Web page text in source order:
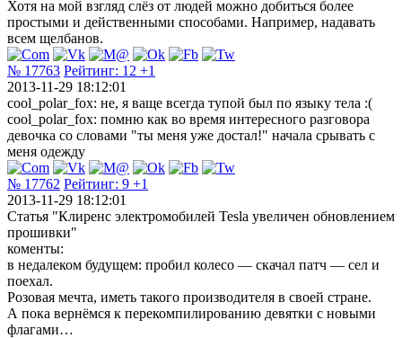
Хотя на мой взгляд слёз от людей можно добиться более
простыми и действенными способами. Например, надавать
всем щелбанов.
№ 17763 Рейтинг: 12 +1
2013-11-29 18:12:01
cool_polar_fox: не, я ваще всегда тупой был по языку тела :(
cool_polar_fox: помню как во время интересного разговора
девочка со словами "ты меня уже достал!" начала срывать с
меня одежду
№ 17762 Рейтинг: 9 +1
2013-11-29 18:12:01
Статья "Клиренс электромобилей Tesla увеличен обновлением
прошивки"
коменты:
в недалеком будущем: пробил колесо — скачал патч — сел и
поехал.
Розовая мечта, иметь такого производителя в своей стране.
А пока вернёмся к перекомпилированию девятки с новыми
флагами…